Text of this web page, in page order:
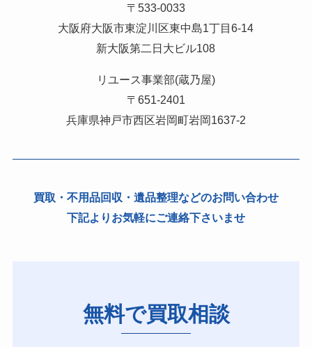
〒533-0033
大阪府大阪市東淀川区東中島1丁目6-14
新大阪第二日大ビル108
リユース事業部(蔵乃屋)
〒651-2401
兵庫県神戸市西区岩岡町岩岡1637-2
買取・不用品回収・遺品整理などのお問い合わせ
下記よりお気軽にご連絡下さいませ
無料で買取相談